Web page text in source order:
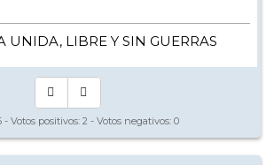
UNIDA, LIBRE Y SIN GUERRAS
- Votos positivos: 2 - Votos negativos: 0